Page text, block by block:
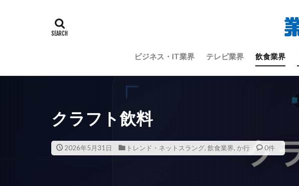
ビジネス・IT業界 テレビ業界 飲食業界
クラフト飲料
2026年5月31日 トレンド・ネットスラング, 飲食業界, か行 0件